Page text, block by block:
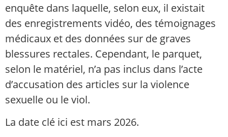
enquête dans laquelle, selon eux, il existait
des enregistrements vidéo, des témoignages
médicaux et des données sur de graves
blessures rectales. Cependant, le parquet,
selon le matériel, n’a pas inclus dans l’acte
d’accusation des articles sur la violence
sexuelle ou le viol.
La date clé ici est mars 2026.